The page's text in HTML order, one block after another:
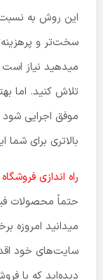
این روش به
سخت‌تر و
میدهید نیاز
تلاش کنید. اما
موفق اجرایی
بالاتری برای شما
راه اندازی
حتماً محصولات
میدانید امروزه
سایت‌های خود
دیده‌اید که با